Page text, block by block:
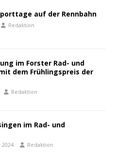
auf der Rennbahn
Redaktion
im Forster Rad- und
dem Frühlingspreis der
Redaktion
im Rad- und
Redaktion